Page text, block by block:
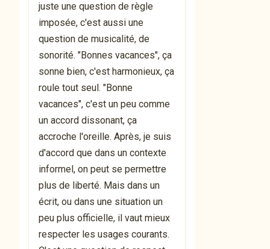
juste une question de règle
imposée, c'est aussi une
question de musicalité, de
sonorité. "Bonnes vacances", ça
sonne bien, c'est harmonieux, ça
roule tout seul. "Bonne
vacances", c'est un peu comme
un accord dissonant, ça
accroche l'oreille. Après, je suis
d'accord que dans un contexte
informel, on peut se permettre
plus de liberté. Mais dans un
écrit, ou dans une situation un
peu plus officielle, il vaut mieux
respecter les usages courants.